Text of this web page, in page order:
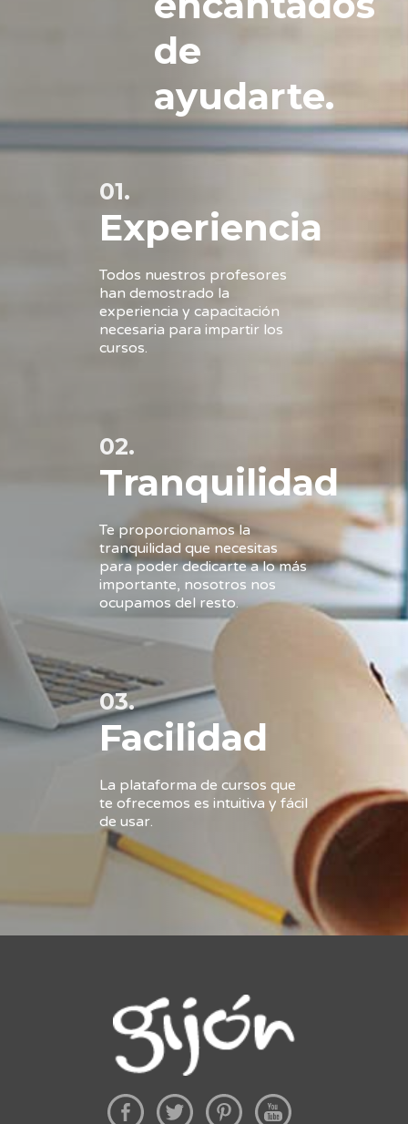
de
ayudarte.
01.
Experiencia
Todos nuestros profesores
han demostrado la
experiencia y capacitación
necesaria para impartir los
cursos.
02.
Tranquilidad
Te proporcionamos la
tranquilidad que necesitas
para poder dedicarte a lo más
importante, nosotros nos
ocupamos del resto.
03.
Facilidad
La plataforma de cursos que
te ofrecemos es intuitiva y fácil
de usar.